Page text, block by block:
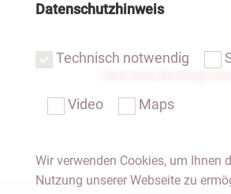
Datenschutzhinweis
Technisch notwendig
Video Maps
Wir verwenden Cookies, um Ihnen
Nutzung unserer Webseite zu